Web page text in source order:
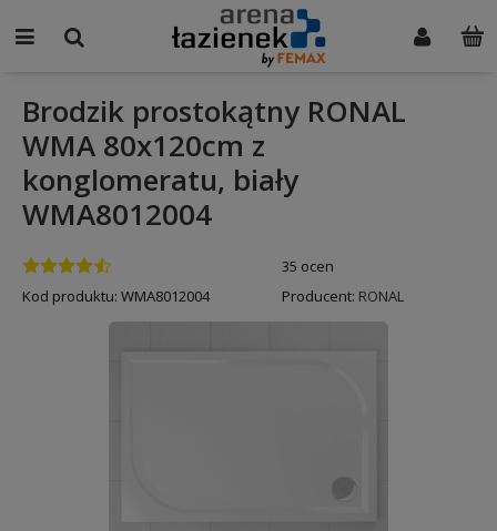
Brodzik prostokątny RONAL
WMA 80x120cm z
konglomeratu, biały
WMA8012004
35 ocen
Kod produktu: WMA8012004 Producent: RONAL